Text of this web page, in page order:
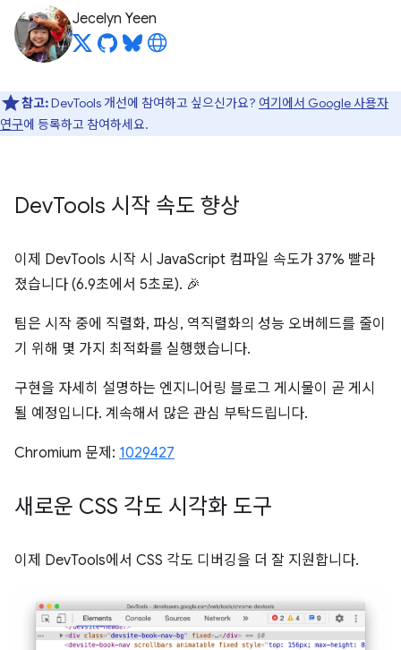
Jecelyn Yeen
참고:DevTools 개선에 참여하고 싶으신가요? 여기에서 Google 사용자
연구에 등록하고 참여하세요.
DevTools 시작 속도 향상
이제 DevTools 시작 시 JavaScript 컴파일 속도가 37% 빨라
졌습니다 (6.9초에서 5초로). 🎉
팀은 시작 중에 직렬화, 파싱, 역직렬화의 성능 오버헤드를 줄이
기 위해 몇 가지 최적화를 실행했습니다.
구현을 자세히 설명하는 엔지니어링 블로그 게시물이 곧 게시
될 예정입니다. 계속해서 많은 관심 부탁드립니다.
Chromium 문제: 1029427
새로운 CSS 각도 시각화 도구
이제 DevTools에서 CSS 각도 디버깅을 더 잘 지원합니다.